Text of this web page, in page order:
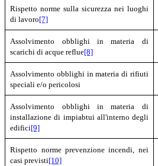
Rispetto norme sulla sicurezza nei luoghi
di lavoro[7]
Assolvimento obblighi in materia di
scarichi di acque reflue[8]
Assolvimento obblighi in materia di rifiuti
speciali e/o pericolosi
Assolvimento obblighi in materia di
installazione di impiabtui all'interno degli
edifici[9]
Rispetto norme prevenzione incendi, nei
casi previsti[10]